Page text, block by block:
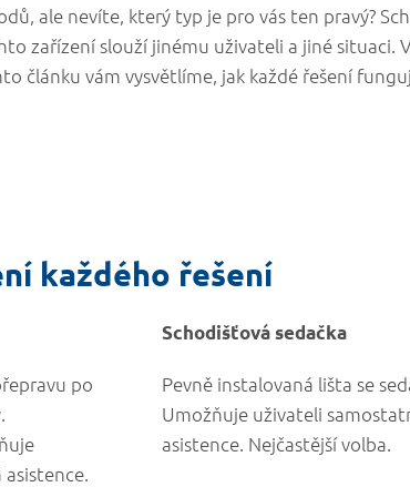
ale nevíte, který typ je pro vás ten pravý?
zařízení slouží jinému uživateli a jiné situaci.
článku vám vysvětlíme, jak každé řešení
každého řešení
po
Schodišťová sedačka
Pevně instalovaná lišta se
Umožňuje uživateli
asistence. Nejčastější volba.